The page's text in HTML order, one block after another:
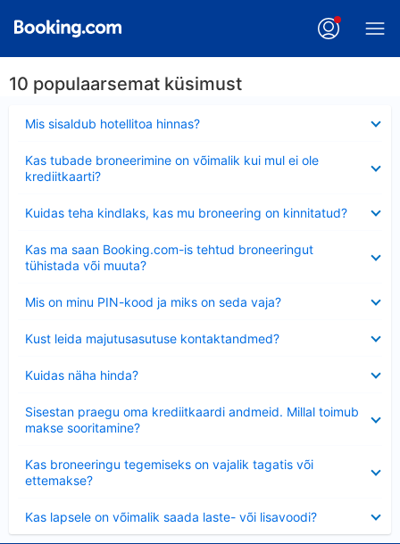
10 populaarsemat küsimust
Mis sisaldub hotellitoa hinnas?
Kas tubade broneerimine on võimalik kui mul ei ole
krediitkaarti?
Kuidas teha kindlaks, kas mu broneering on kinnitatud?
Kas ma saan Booking.com-is tehtud broneeringut
tühistada või muuta?
Mis on minu PIN-kood ja miks on seda vaja?
Kust leida majutusasutuse kontaktandmed?
Kuidas näha hinda?
Sisestan praegu oma krediitkaardi andmeid. Millal toimub
makse sooritamine?
Kas broneeringu tegemiseks on vajalik tagatis või
ettemakse?
Kas lapsele on võimalik saada laste- või lisavoodi?